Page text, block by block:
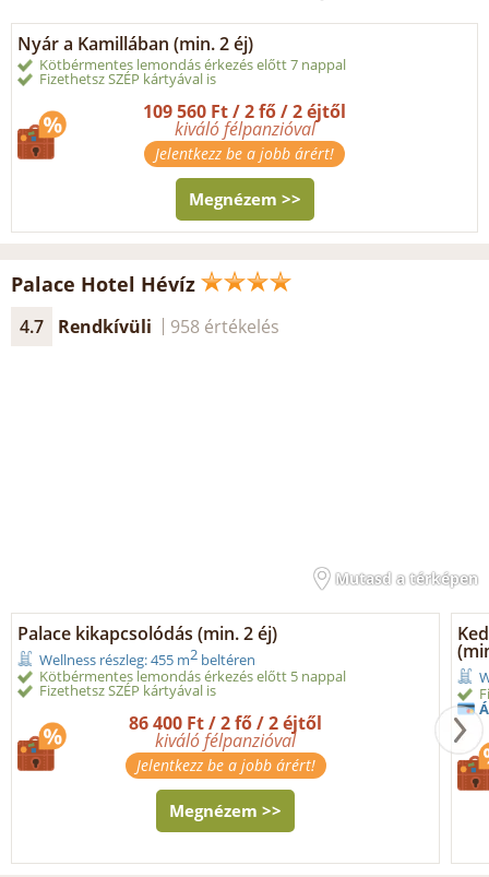
Nyár a Kamillában (min. 2 éj)
Kötbérmentes lemondás érkezés előtt 7 nappal
Fizethetsz SZÉP kártyával is
109 560 Ft / 2 fő / 2 éjtől
kiváló félpanzióval
Jelentkezz be a jobb árért!
Megnézem >>
Palace Hotel Hévíz
4.7 Rendkívüli 958 értékelés
Mutasd a térképen
Palace kikapcsolódás (min. 2 éj)
Wellness részleg: 455 m2 beltéren
Kötbérmentes lemondás érkezés előtt 5 nappal
Fizethetsz SZÉP kártyával is
86 400 Ft / 2 fő / 2 éjtől
kiváló félpanzióval
Jelentkezz be a jobb árért!
Megnézem >>